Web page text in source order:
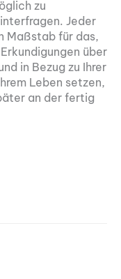
zu
Jeder
Maßstab für das,
über
in Bezug zu Ihrer
Leben setzen,
an der fertig